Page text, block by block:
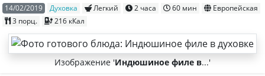
14/02/2019 Духовка Легкий 2 часа 60 мин
Европейская
3 порц. 216 кКал
Изображение 'Индюшиное филе в...'